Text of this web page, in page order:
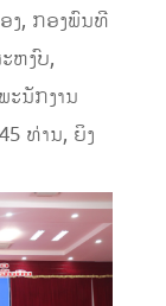
ງ, ກອງພົນທີ
ຫງົບ,
ະນັກງານ
ທ່ານ, ຍິງ